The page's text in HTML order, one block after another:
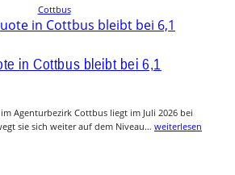
Cottbus
in Cottbus bleibt bei 6,1
Agenturbezirk Cottbus liegt im Juli 2026 bei
sie sich weiter auf dem Niveau… weiterlesen